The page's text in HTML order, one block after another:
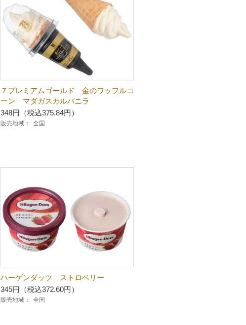
７プレミアムゴールド 金のワッフルコ
ーン マダガスカルバニラ
348円（税込375.84円）
販売地域： 全国
ハーゲンダッツ ストロベリー
345円（税込372.60円）
販売地域： 全国